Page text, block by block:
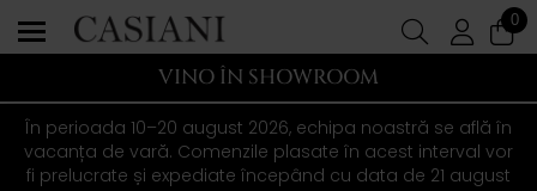
0
VINO ÎN SHOWROOM
În perioada 10–20 august 2026, echipa noastră se află în
vacanța de vară. Comenzile plasate în acest interval vor
fi prelucrate și expediate începând cu data de 21 august